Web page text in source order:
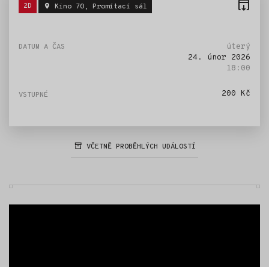
Štítky:
2D Kino 70, Promítací sál
úterý
24. únor 2026
18:00
200 Kč
VČETNĚ PROBĚHLÝCH UDÁLOSTÍ